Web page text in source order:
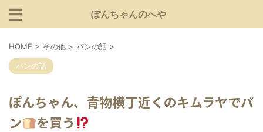
ぽんちゃんのへや
HOME > その他 > パンの話 >
パンの話
ぽんちゃん、青物横丁近くのキムラヤでパ
ン
を買う